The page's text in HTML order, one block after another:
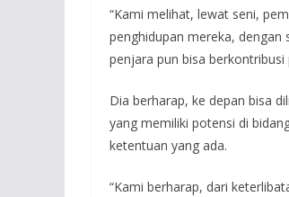
“Kami melihat, lewat seni,
penghidupan mereka,
penjara pun bisa
Dia berharap, ke depan bisa
yang memiliki potensi di
ketentuan yang ada.
“Kami berharap, dari